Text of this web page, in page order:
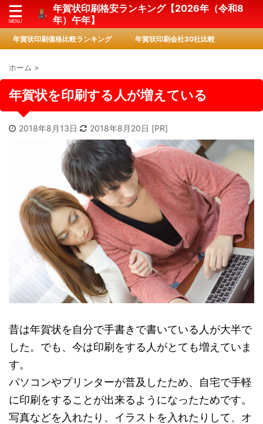
年賀状印刷格安ランキング【2026年（令和8
年）午年】
年賀状印刷価格比較ランキング 年賀状印刷会社30社比較
ホーム >
年賀状を印刷する人が増えている
2018年8月13日 2018年8月20日
昔は年賀状を自分で手書きで書いている人が大半で
した。でも、今は印刷をする人がとても増えていま
す。
パソコンやプリンターが普及したため、自宅で手軽
に印刷をすることが出来るようになったためです。
写真などを入れたり、イラストを入れたりして、オ